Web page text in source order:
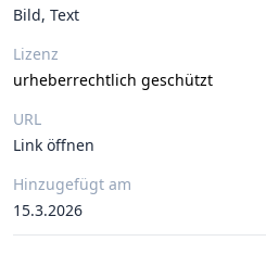
Bild, Text
Lizenz
urheberrechtlich geschützt
URL
Link öffnen
Hinzugefügt am
15.3.2026